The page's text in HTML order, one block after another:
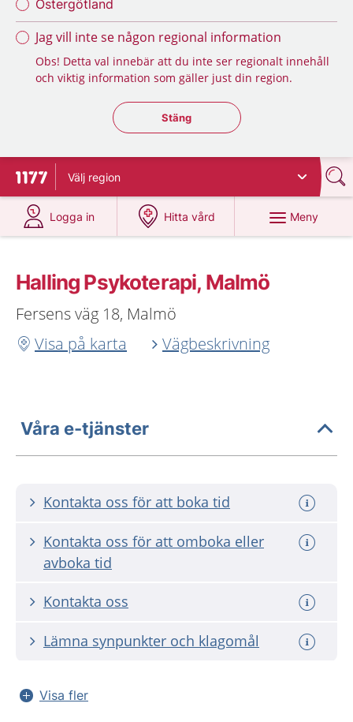
Östergötland
Jag vill inte se någon regional information
Obs! Detta val innebär att du inte ser regionalt innehåll
och viktig information som gäller just din region.
Stäng regionsväljaren
Stäng
Till startsidan för 1177
Välj region
Logga in
på 1177.se
Hitta vård
på 1177.se
Meny
Halling Psykoterapi, Malmö
Fersens väg 18, Malmö
Visa på karta
Vägbeskrivning
Våra e-tjänster
Kontakta oss för att boka tid
Kontakta oss för att omboka eller
avboka tid
Kontakta oss
Lämna synpunkter och klagomål
Visa fler